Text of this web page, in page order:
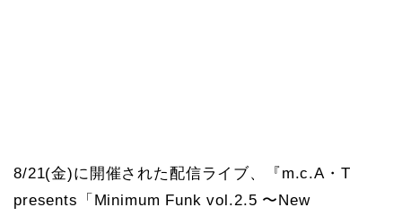
8/21(金)に開催された配信ライブ、『m.c.A・T
presents「Minimum Funk vol.2.5 〜New